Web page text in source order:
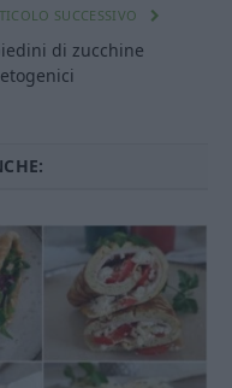
SUCCESSIVO
di zucchine